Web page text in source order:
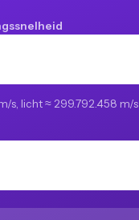
s, licht ≈ 299.792.458 m/s